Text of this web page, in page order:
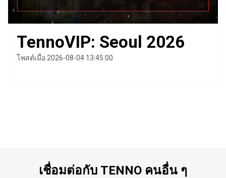
TennoVIP: Seoul 2026
โพสต์เมื่อ 2026-08-04 13:45:00
เชื่อมต่อกับ TENNO คนอื่น ๆ